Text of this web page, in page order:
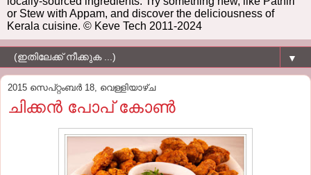
or Stew with Appam, and discover the deliciousness of
Kerala cuisine. © Keve Tech 2011-2024
▼
2015 സെപ്റ്റംബർ 18, വെള്ളിയാഴ്‌ച
ചിക്കന്‍ പോപ്‌ കോണ്‍